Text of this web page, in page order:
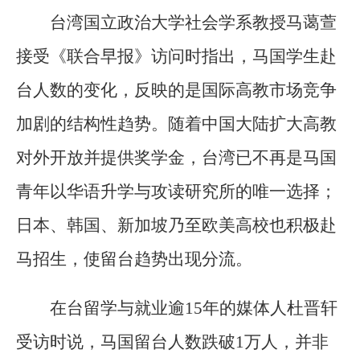
台湾国立政治大学社会学系教授马蔼萱
接受《联合早报》访问时指出，马国学生赴
台人数的变化，反映的是国际高教市场竞争
加剧的结构性趋势。随着中国大陆扩大高教
对外开放并提供奖学金，台湾已不再是马国
青年以华语升学与攻读研究所的唯一选择；
日本、韩国、新加坡乃至欧美高校也积极赴
马招生，使留台趋势出现分流。
在台留学与就业逾15年的媒体人杜晋轩
受访时说，马国留台人数跌破1万人，并非